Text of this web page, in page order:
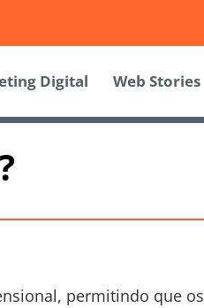
Digital Web Stories
permitindo que os